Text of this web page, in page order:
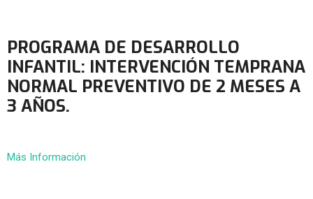
PROGRAMA DE DESARROLLO
INFANTIL: INTERVENCIÓN TEMPRANA
NORMAL PREVENTIVO DE 2 MESES A
3 AÑOS.
Más Información